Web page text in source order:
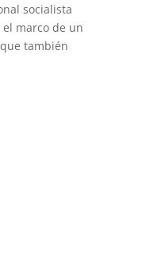
socialista
marco de un
también